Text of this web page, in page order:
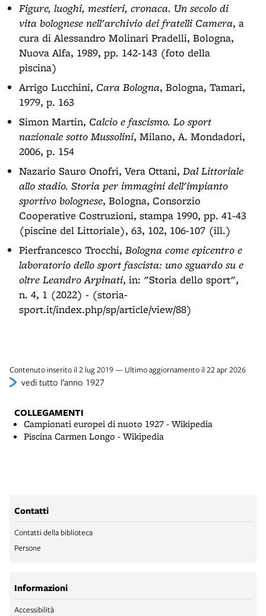
Figure, luoghi, mestieri, cronaca. Un secolo di
vita bolognese nell'archivio dei fratelli Camera, a
cura di Alessandro Molinari Pradelli, Bologna,
Nuova Alfa, 1989, pp. 142-143 (foto della
piscina)
Arrigo Lucchini, Cara Bologna, Bologna, Tamari,
1979, p. 163
Simon Martin, Calcio e fascismo. Lo sport
nazionale sotto Mussolini, Milano, A. Mondadori,
2006, p. 154
Nazario Sauro Onofri, Vera Ottani, Dal Littoriale
allo stadio. Storia per immagini dell'impianto
sportivo bolognese, Bologna, Consorzio
Cooperative Costruzioni, stampa 1990, pp. 41-43
(piscine del Littoriale), 63, 102, 106-107 (ill.)
Pierfrancesco Trocchi, Bologna come epicentro e
laboratorio dello sport fascista: uno sguardo su e
oltre Leandro Arpinati, in: "Storia dello sport",
n. 4, 1 (2022) - (storia-
sport.it/index.php/sp/article/view/88)
Contenuto inserito il 2 lug 2019 — Ultimo aggiornamento il 22 apr 2026
vedi tutto l’anno 1927
COLLEGAMENTI
Campionati europei di nuoto 1927 - Wikipedia
Piscina Carmen Longo - Wikipedia
Contatti
Contatti della biblioteca
Persone
Informazioni
Accessibilità